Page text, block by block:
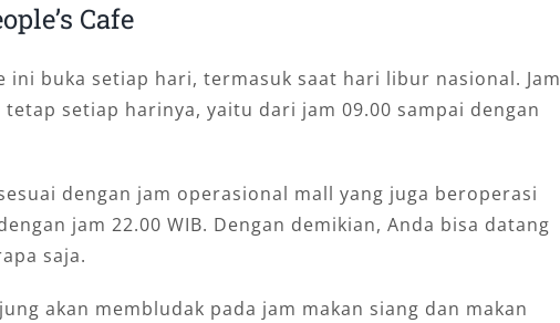
Cafe
ini buka setiap hari, termasuk saat hari libur nasional. Jam
tetap setiap harinya, yaitu dari jam 09.00 sampai dengan
dengan jam operasional mall yang juga beroperasi
jam 22.00 WIB. Dengan demikian, Anda bisa datang
saja.
akan membludak pada jam makan siang dan makan